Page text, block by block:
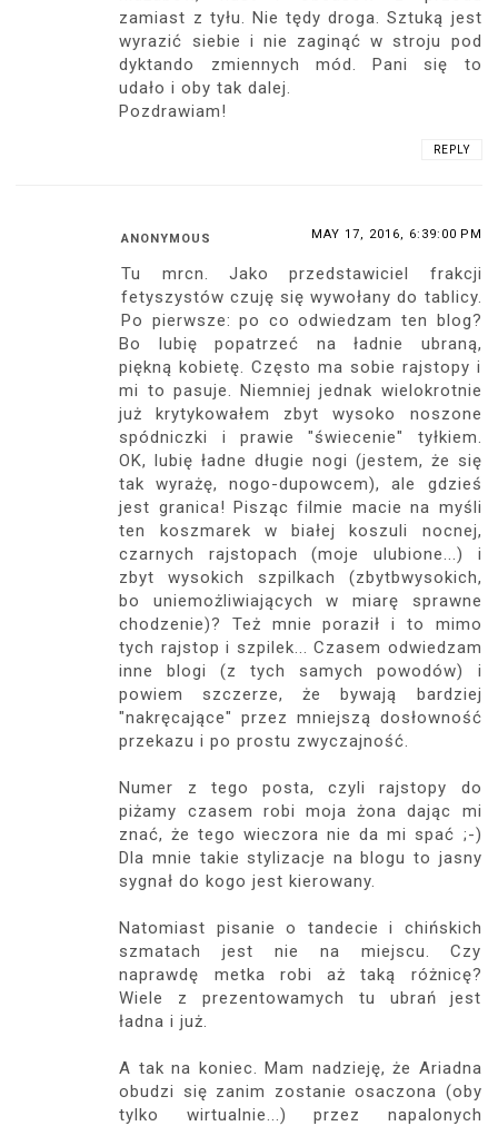
zamiast z tyłu. Nie tędy droga. Sztuką jest
wyrazić siebie i nie zaginąć w stroju pod
dyktando zmiennych mód. Pani się to
udało i oby tak dalej.
Pozdrawiam!
REPLY
ANONYMOUS MAY 17, 2016, 6:39:00 PM
Tu mrcn. Jako przedstawiciel frakcji
fetyszystów czuję się wywołany do tablicy.
Po pierwsze: po co odwiedzam ten blog?
Bo lubię popatrzeć na ładnie ubraną,
piękną kobietę. Często ma sobie rajstopy i
mi to pasuje. Niemniej jednak wielokrotnie
już krytykowałem zbyt wysoko noszone
spódniczki i prawie "świecenie" tyłkiem.
OK, lubię ładne długie nogi (jestem, że się
tak wyrażę, nogo-dupowcem), ale gdzieś
jest granica! Pisząc filmie macie na myśli
ten koszmarek w białej koszuli nocnej,
czarnych rajstopach (moje ulubione...) i
zbyt wysokich szpilkach (zbytbwysokich,
bo uniemożliwiających w miarę sprawne
chodzenie)? Też mnie poraził i to mimo
tych rajstop i szpilek... Czasem odwiedzam
inne blogi (z tych samych powodów) i
powiem szczerze, że bywają bardziej
"nakręcające" przez mniejszą dosłowność
przekazu i po prostu zwyczajność.
Numer z tego posta, czyli rajstopy do
piżamy czasem robi moja żona dając mi
znać, że tego wieczora nie da mi spać ;-)
Dla mnie takie stylizacje na blogu to jasny
sygnał do kogo jest kierowany.
Natomiast pisanie o tandecie i chińskich
szmatach jest nie na miejscu. Czy
naprawdę metka robi aż taką różnicę?
Wiele z prezentowamych tu ubrań jest
ładna i już.
A tak na koniec. Mam nadzieję, że Ariadna
obudzi się zanim zostanie osaczona (oby
tylko wirtualnie...) przez napalonych